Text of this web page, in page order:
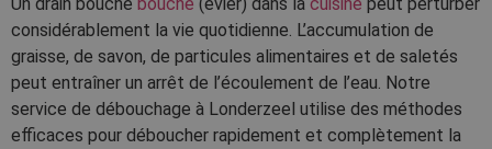
considérablement la vie quotidienne. L’accumulation de
graisse, de savon, de particules alimentaires et de saletés
peut entraîner un arrêt de l’écoulement de l’eau. Notre
service de débouchage à Londerzeel utilise des méthodes
efficaces pour déboucher rapidement et complètement la